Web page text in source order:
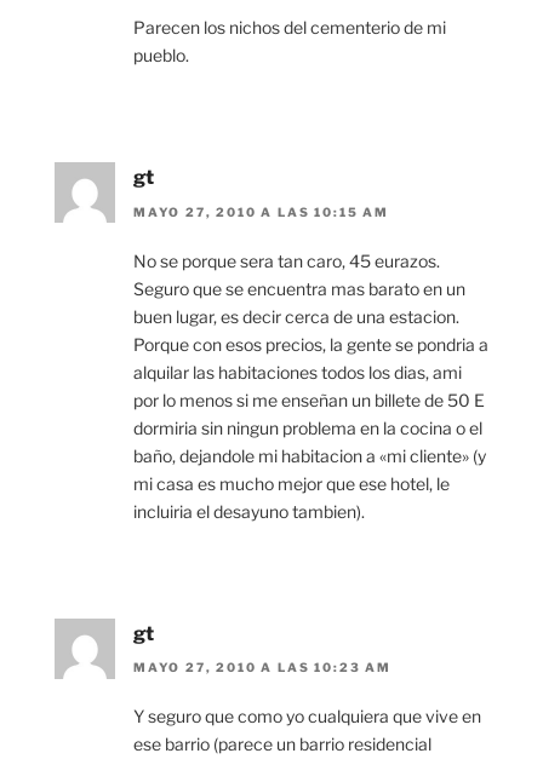
Parecen los nichos del cementerio de mi
pueblo.
gt
MAYO 27, 2010 A LAS 10:15 AM
No se porque sera tan caro, 45 eurazos.
Seguro que se encuentra mas barato en un
buen lugar, es decir cerca de una estacion.
Porque con esos precios, la gente se pondria a
alquilar las habitaciones todos los dias, ami
por lo menos si me enseñan un billete de 50 E
dormiria sin ningun problema en la cocina o el
baño, dejandole mi habitacion a «mi cliente» (y
mi casa es mucho mejor que ese hotel, le
incluiria el desayuno tambien).
gt
MAYO 27, 2010 A LAS 10:23 AM
Y seguro que como yo cualquiera que vive en
ese barrio (parece un barrio residencial